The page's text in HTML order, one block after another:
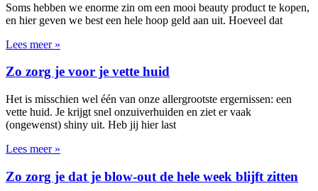
Soms hebben we enorme zin om een mooi beauty product te kopen,
en hier geven we best een hele hoop geld aan uit. Hoeveel dat
Lees meer »
Zo zorg je voor je vette huid
Het is misschien wel één van onze allergrootste ergernissen: een
vette huid. Je krijgt snel onzuiverhuiden en ziet er vaak
(ongewenst) shiny uit. Heb jij hier last
Lees meer »
Zo zorg je dat je blow-out de hele week blijft zitten